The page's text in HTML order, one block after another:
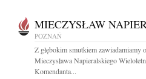
MIECZYSŁAW
POZNAŃ
Z głębokim smutkiem zawiadamiamy
Mieczysława Napieralskiego
Komendanta...